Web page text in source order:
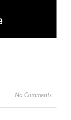
No Comments